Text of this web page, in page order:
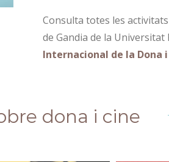
Consulta totes les
de Gandia de la Universitat
Internacional de la Dona
dona i cine